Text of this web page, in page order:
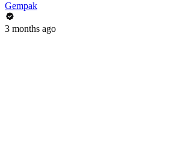
Gempak
3 months ago